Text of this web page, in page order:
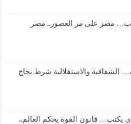
مصر على مر العصور.. مصر
الشفافية والاستقلالية شرط نجاح
يكتب… قانون القوة يحكم العالم..